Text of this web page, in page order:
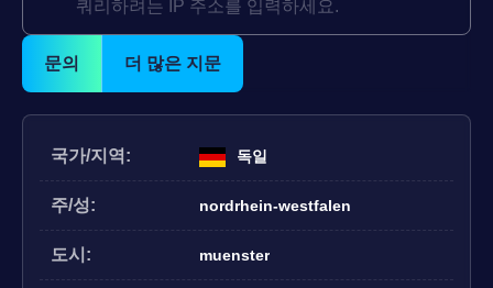
문의 더 많은 지문
국가/지역: 독일
주/성: nordrhein-westfalen
도시: muenster